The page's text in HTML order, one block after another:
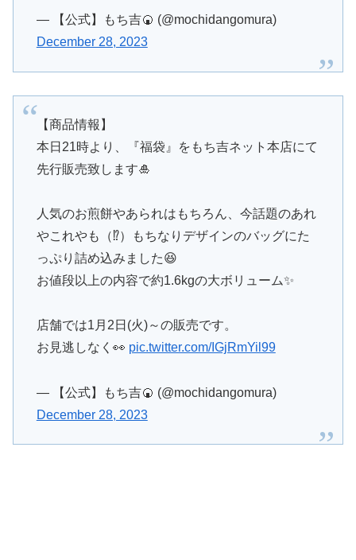
— 【公式】もち吉🍘 (@mochidangomura)
December 28, 2023
【商品情報】
本日21時より、『福袋』をもち吉ネット本店にて
先行販売致します🎍
人気のお煎餅やあられはもちろん、今話題のあれ
やこれやも（⁉️）もちなりデザインのバッグにた
っぷり詰め込みました😆
お値段以上の内容で約1.6kgの大ボリューム✨️
店舗では1月2日(火)～の販売です。
お見逃しなく👀 pic.twitter.com/IGjRmYil99
— 【公式】もち吉🍘 (@mochidangomura)
December 28, 2023